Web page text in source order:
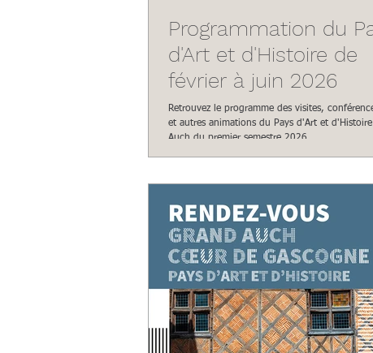
Programmation du
d'Art et d'Histoire de
février à juin 2026
Retrouvez le programme des visites,
et autres animations du Pays d'Art et d'Histoire
Auch du premier semestre 2026.